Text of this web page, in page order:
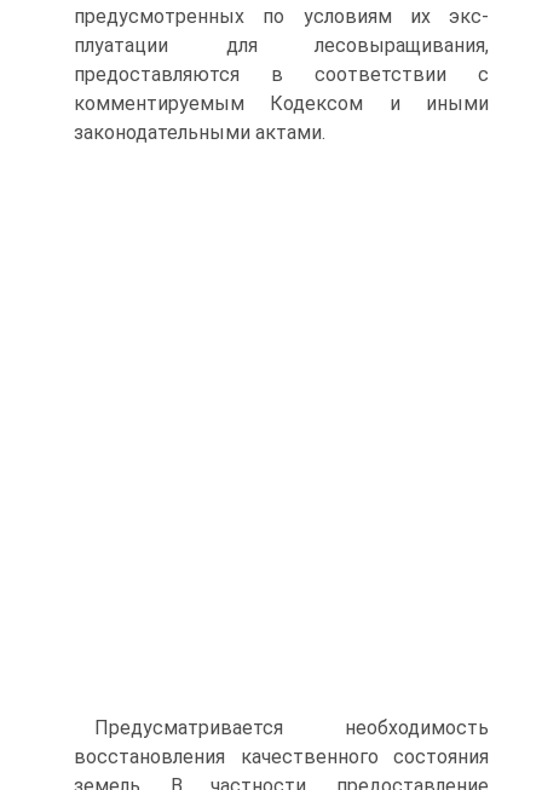
предусмотренных по условиям их экс­
плуатации для лесовыращивания,
предоставляются в соответ­ствии с
комментируемым Кодексом и иными
законодательны­ми актами.
Предусматривается необходимость
восстановления качествен­ного состояния